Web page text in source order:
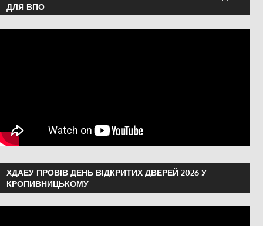
ДЛЯ ВПО
ХДАЕУ ПРОВІВ ДЕНЬ ВІДКРИТИХ ДВЕРЕЙ 2026 У
КРОПИВНИЦЬКОМУ